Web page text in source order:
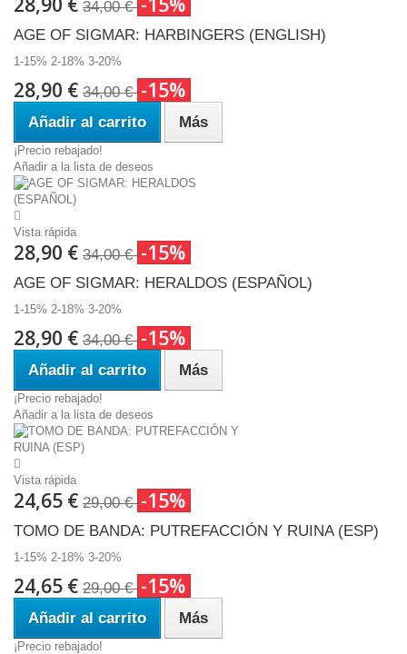
34,00 €
AGE OF SIGMAR: HARBINGERS (ENGLISH)
1-15% 2-18% 3-20%
28,90 € 34,00 € -15%
Añadir al carrito Más
¡Precio rebajado!
Añadir a la lista de deseos
Vista rápida
28,90 € 34,00 € -15%
AGE OF SIGMAR: HERALDOS (ESPAÑOL)
1-15% 2-18% 3-20%
28,90 € 34,00 € -15%
Añadir al carrito Más
¡Precio rebajado!
Añadir a la lista de deseos
Vista rápida
24,65 € 29,00 € -15%
TOMO DE BANDA: PUTREFACCIÓN Y RUINA (ESP)
1-15% 2-18% 3-20%
24,65 € 29,00 € -15%
Añadir al carrito Más
¡Precio rebajado!